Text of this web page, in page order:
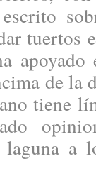
tuertos
de la
tiene
a